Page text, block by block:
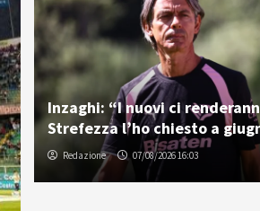
Inzaghi: “I nuovi ci
Strefezza l’ho chiesto a
Redazione 07/08/2026 16:03